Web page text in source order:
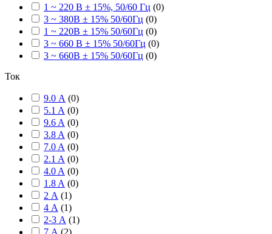
1 ~ 220 В ± 15%, 50/60 Гц (0)
3 ~ 380В ± 15% 50/60Гц (0)
1 ~ 220В ± 15% 50/60Гц (0)
3 ~ 660 В ± 15% 50/60Гц (0)
3 ~ 660В ± 15% 50/60Гц (0)
Ток
9.0 А (0)
5.1 A (0)
9.6 A (0)
3.8 A (0)
7.0 A (0)
2.1 A (0)
4.0 A (0)
1.8 A (0)
2 А (1)
4 А (1)
2-3 А (1)
7 А (2)